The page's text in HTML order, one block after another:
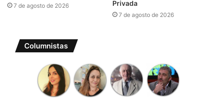
7 de agosto de 2026
Privada
7 de agosto de 2026
Columnistas